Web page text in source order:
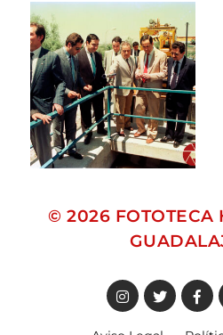
© 2026 FOTOTECA